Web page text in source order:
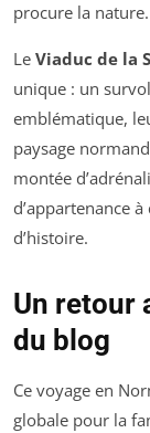
procure la nature.
Le Viaduc de la
unique : un
emblématique,
paysage
montée
d’appartenance
d’histoire.
Un retour
du blog
Ce voyage en
globale pour la